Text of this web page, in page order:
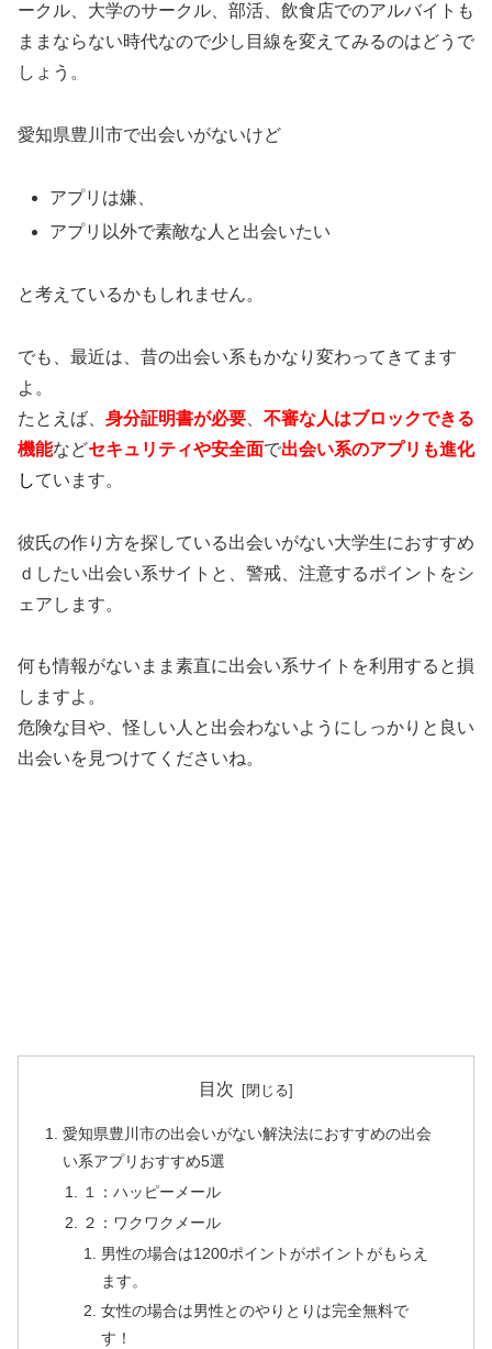
ークル、大学のサークル、部活、飲食店でのアルバイトも
ままならない時代なので少し目線を変えてみるのはどうで
しょう。
愛知県豊川市で出会いがないけど
アプリは嫌、
アプリ以外で素敵な人と出会いたい
と考えているかもしれません。
でも、最近は、昔の出会い系もかなり変わってきてます
よ。
たとえば、 身分証明書が必要
不審な人はブロックできる
機能などセキュリティや安全面で出会い系のアプリも進化
しています。
彼氏の作り方を探している出会いがない大学生におすすめ
ｄしたい出会い系サイトと、警戒、注意するポイントをシ
ェアします。
何も情報がないまま素直に出会い系サイトを利用すると損
しますよ。
危険な目や、怪しい人と出会わないようにしっかりと良い
出会いを見つけてくださいね。
目次
愛知県豊川市の出会いがない解決法におすすめの出会
い系アプリおすすめ5選
１：ハッピーメール
２：ワクワクメール
男性の場合は1200ポイントがポイントがもらえ
ます。
女性の場合は男性とのやりとりは完全無料で
す！